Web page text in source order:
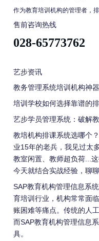
作为教育培训机构的管理者，
售前咨询热线
028-65773762
艺步资讯
教务管理系统培训机构神器
培训学校如何选择靠谱的
艺步学员管理系统：破解
教培机构排课系统选哪个
业15年的老兵，我见过太
教室闲置、教师超负荷...
今天就结合实战经验，聊
SAP教育机构管理信息系
育培训行业，机构常常面
账困难等痛点。传统的人
而SAP教育机构管理信息
具。